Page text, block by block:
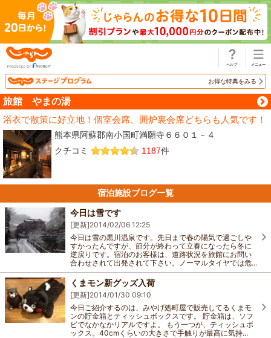
お得な特典をみる
旅館 やまの湯
浴衣で散策に好立地！個室会席、囲炉裏会席どちらも人気です！
熊本県阿蘇郡南小国町満願寺６６０１－４
クチコミ
1187件
宿泊施設ブログ一覧
今日は雪です
[更新]2014/02/06 12:25
今日は雪の黒川温泉です。先日まで春の陽気で過ごしや
すかったんですが、節分が終わって立春になったら冬に
逆戻りです。宿泊のお客様は、道路状況を旅館にお問い
合わせされて出発されて下さい。ノーマルタイヤでは危...
くまモン新グッズ入荷
[更新]2014/01/30 09:10
今日ご紹介するのは、みやげ処町屋で販売してるくまモ
ンの貯金箱とティッシュボックスです。 貯金箱は、ソフ
ビでなかなかリアルですよ。 もう一つが、ティッシュボ
ックス。40cmくらいの大きさで手触りが最高に気持...